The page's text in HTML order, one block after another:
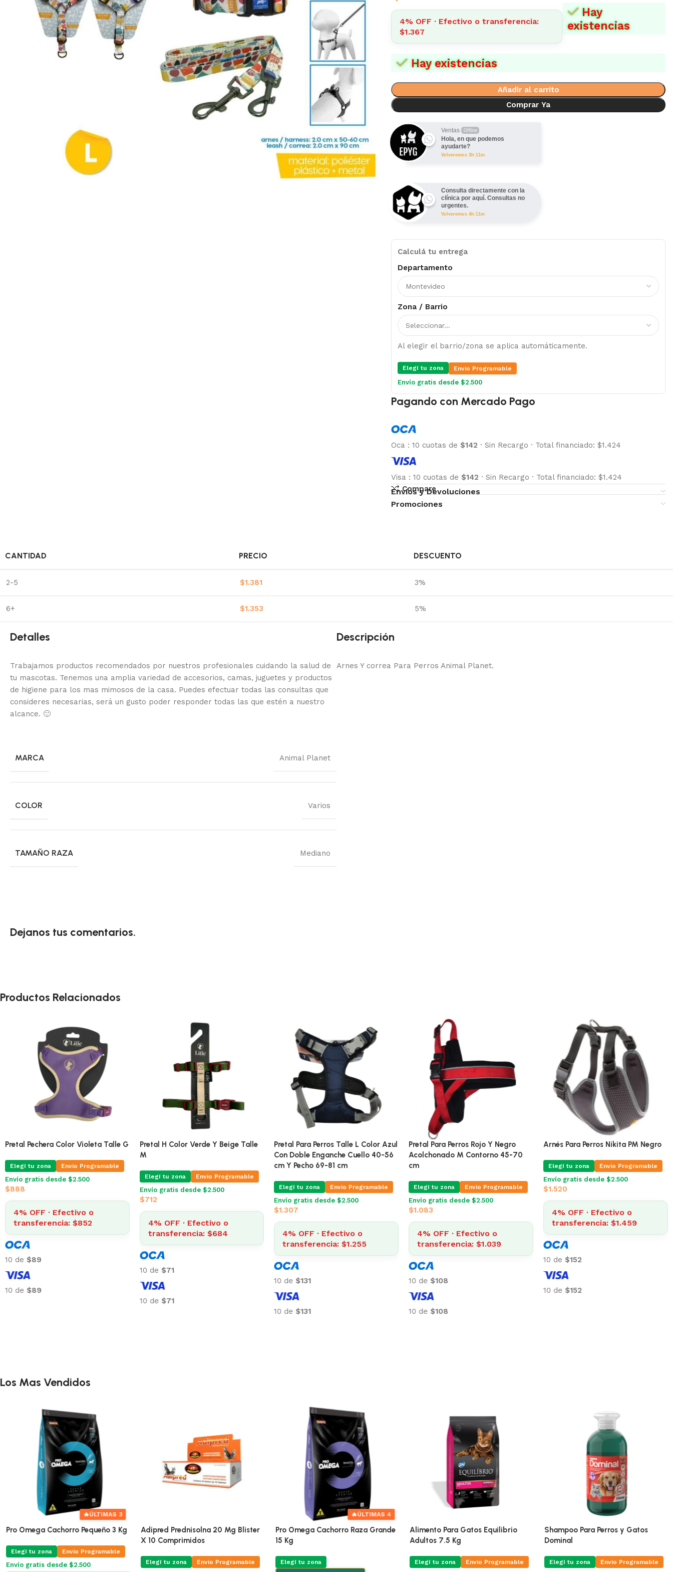
4% OFF · Efectivo o transferencia:
$1.367
Hay
existencias
Hay existencias
Añadir al carrito
Comprar Ya
Ventas Offline
Hola, en que podemos
ayudarte?
Volveremos 3h:11m
Consulta directamente con la
clínica por aquí. Consultas no
urgentes.
Volveremos 4h:11m
Calculá tu entrega
Departamento
Zona / Barrio
Al elegir el barrio/zona se aplica automáticamente.
Elegí tu zona Envio Programable
Envío gratis desde $2.500
Pagando con Mercado Pago
Oca : 10 cuotas de $142 · Sin Recargo · Total financiado: $1.424
Visa : 10 cuotas de $142 · Sin Recargo · Total financiado: $1.424
Compare
Envíos y Devoluciones
Promociones
CANTIDAD PRECIO DESCUENTO
2-5 $1.381 3%
6+ $1.353 5%
Detalles
Trabajamos productos recomendados por nuestros profesionales cuidando la salud de
tu mascotas. Tenemos una amplia variedad de accesorios, camas, juguetes y productos
de higiene para los mas mimosos de la casa. Puedes efectuar todas las consultas que
consideres necesarias, será un gusto poder responder todas las que estén a nuestro
alcance. 🙂
MARCA Animal Planet
COLOR Varios
TAMAÑO RAZA Mediano
Descripción
Arnes Y correa Para Perros Animal Planet.
Dejanos tus comentarios.
Productos Relacionados
Arnes Color Violeta Para Perros
Talle S Cuello 30-45 Pecho 35-60
Elegí tu zona Envio Programable
Envío gratis desde $2.500
4% OFF · Efectivo o
10 de$160
Pretal Pechera Color Violeta Talle G
Envío gratis desde $2.500
$888
4% OFF · Efectivo o
transferencia: $852
10 de$89
10 de$89
Pretal H Color Verde Y Beige Talle
M
Envío gratis desde $2.500
$712
4% OFF · Efectivo o
transferencia: $684
10 de$71
10 de$71
Pretal Para Perros Talle L Color Azul
Con Doble Enganche Cuello 40-56
cm Y Pecho 69-81 cm
Elegí tu zona Envio Programable
Envío gratis desde $2.500
$1.307
4% OFF · Efectivo o
transferencia: $1.255
10 de $131
10 de $131
Pretal Para Perros Rojo Y Negro
cm
Elegí tu zona
Envío gratis desde $2.500
1.083
4% OFF · Efectivo o
transferencia: $1.039
10 de$108
Los Mas Vendidos
🔥ÚLTIMAS 3
Pro Omega Cachorro Pequeño 3 Kg
Elegí tu zona Envio Programable
Envío gratis desde $2.500
Adipred Prednisolna 20 Mg Blister
X 10 Comprimidos
Elegí tu zona Envio Programable
🔥ÚLTIMAS 4
Pro Omega Cachorro Raza Grande
15 Kg
Elegí tu zona
Alimento Para Gatos Equilibrio
Adultos 7.5 Kg
Elegí tu zona Envio Programable
Shampoo Para Perros y Gatos
Dominal
Elegí tu zona Envio Programable